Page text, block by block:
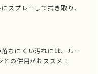
スプレーして拭き取り、
ちにくい汚れには、 ルー
との併用がおススメ！